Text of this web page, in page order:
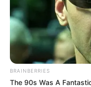
BRAINBERRIES
The 90s Was A